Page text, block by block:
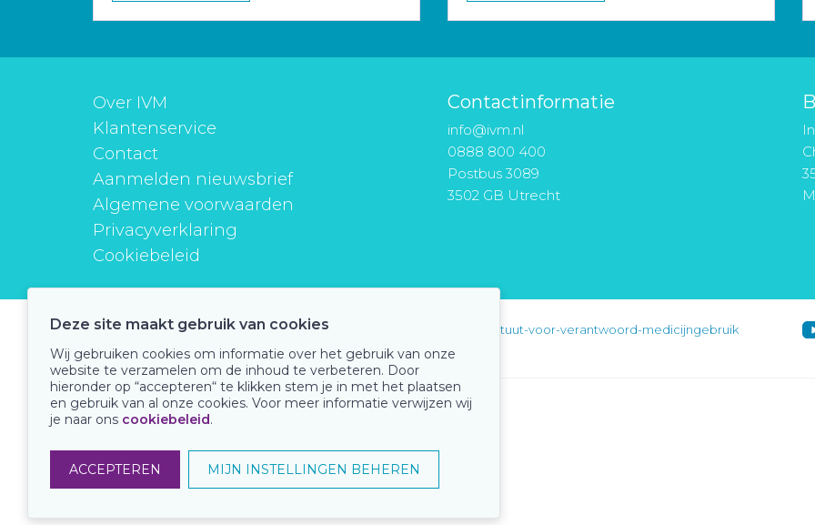
Over IVM
Klantenservice
Contact
Aanmelden nieuwsbrief
Algemene voorwaarden
Privacyverklaring
Cookiebeleid
Contactinformatie
info@ivm.nl
0888 800 400
Postbus 3089
3502 GB Utrecht
instituutverantwoordmedicijngebruik instituut-voor-verantwoord-medicijngebruik
Onze keurmerken
Deze site maakt gebruik van cookies
Wij gebruiken cookies om informatie over het gebruik van onze
website te verzamelen om de inhoud te verbeteren. Door
hieronder op “accepteren“ te klikken stem je in met het plaatsen
en gebruik van al onze cookies. Voor meer informatie verwijzen wij
je naar ons cookiebeleid.
ACCEPTEREN MIJN INSTELLINGEN BEHEREN